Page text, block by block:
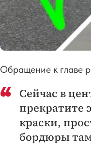
Обращение к главе
Сейчас в
прекратите
краски,
бордюры